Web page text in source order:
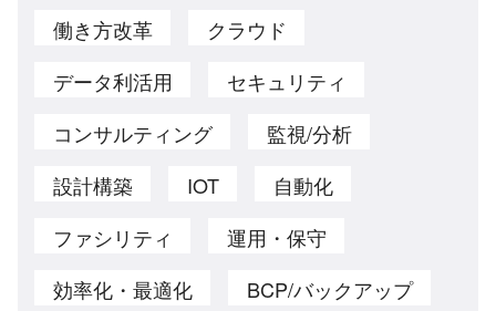
働き方改革
クラウド
データ利活用
セキュリティ
コンサルティング
監視/分析
設計構築
IOT
自動化
ファシリティ
運用・保守
効率化・最適化
BCP/バックアップ